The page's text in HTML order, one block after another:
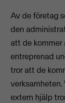
Av de företag
den
att de kommer
entreprenad
tror att de
extern hjälp